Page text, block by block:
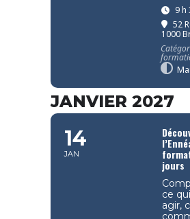
9 h
52
1000
JANVIER 2027
14
JAN
jours
ce
agir,